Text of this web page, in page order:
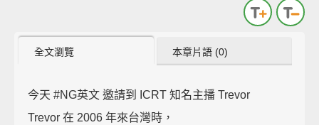
全文瀏覽 本章片語 (0)
今天 #NG英文 邀請到 ICRT 知名主播 Trevor
Trevor 在 2006 年來台灣時，